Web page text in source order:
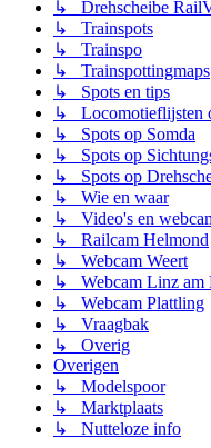
↳ Drehscheibe
↳ Trainspots
↳ Trainspo
↳ Trainspottingmaps
↳ Spots en tips
↳ Locomotieflijsten
↳ Spots op Somda
↳ Spots op
↳ Spots op
↳ Wie en waar
↳ Video's en
↳ Railcam Helmond
↳ Webcam Weert
↳ Webcam Linz am
↳ Webcam Plattling
↳ Vraagbak
↳ Overig
Overigen
↳ Modelspoor
↳ Marktplaats
↳ Nutteloze info